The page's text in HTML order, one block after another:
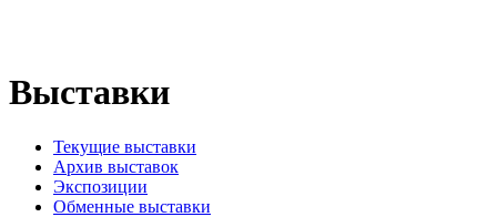
Выставки
Текущие выставки
Архив выставок
Экспозиции
Обменные выставки